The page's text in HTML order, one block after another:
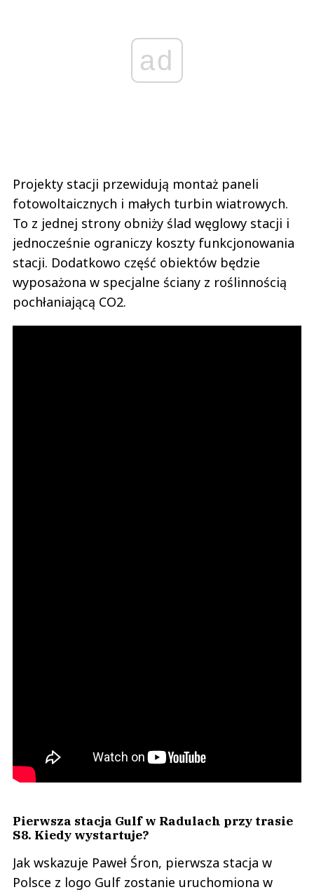
ad
Projekty stacji przewidują montaż paneli
fotowoltaicznych i małych turbin wiatrowych.
To z jednej strony obniży ślad węglowy stacji i
jednocześnie ograniczy koszty funkcjonowania
stacji. Dodatkowo część obiektów będzie
wyposażona w specjalne ściany z roślinnością
pochłaniającą CO2.
Pierwsza stacja Gulf w Radulach przy trasie
S8. Kiedy wystartuje?
Jak wskazuje Paweł Śron, pierwsza stacja w
Polsce z logo Gulf zostanie uruchomiona w